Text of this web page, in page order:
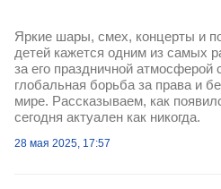
Яркие шары, смех, концерты и
детей кажется одним из самых
за его праздничной атмосферой
глобальная борьба за права и
мире. Рассказываем, как
сегодня актуален как никогда.
28 мая 2025, 17:57